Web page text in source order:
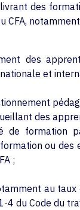
des
CFA,
des
et
des
de formation
ou
;
au
4 du Code du